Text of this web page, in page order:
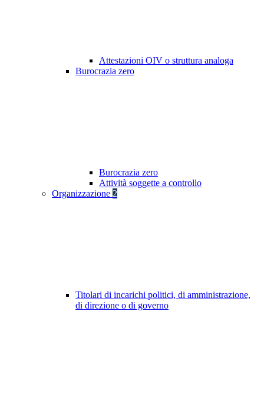
Attestazioni OIV o struttura analoga
Burocrazia zero
Burocrazia zero
Attività soggette a controllo
Organizzazione 2
Titolari di incarichi politici, di amministrazione,
di direzione o di governo